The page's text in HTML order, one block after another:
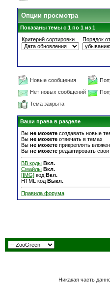
Опции просмотра
Показаны темы с 1 по 1 из 1
Критерий сортировки
Порядок
Новые сообщения
Нет новых сообщений
Тема закрыта
Ваши права в разделе
Вы не можете создавать новые
Вы не можете отвечать в темах
Вы не можете прикреплять
Вы не можете редактировать
BB коды Вкл.
Смайлы Вкл.
[IMG] код Вкл.
HTML код Выкл.
Правила форума
Никакая часть